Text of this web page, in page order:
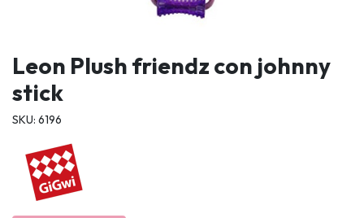
Leon Plush friendz con johnny
stick
SKU: 6196